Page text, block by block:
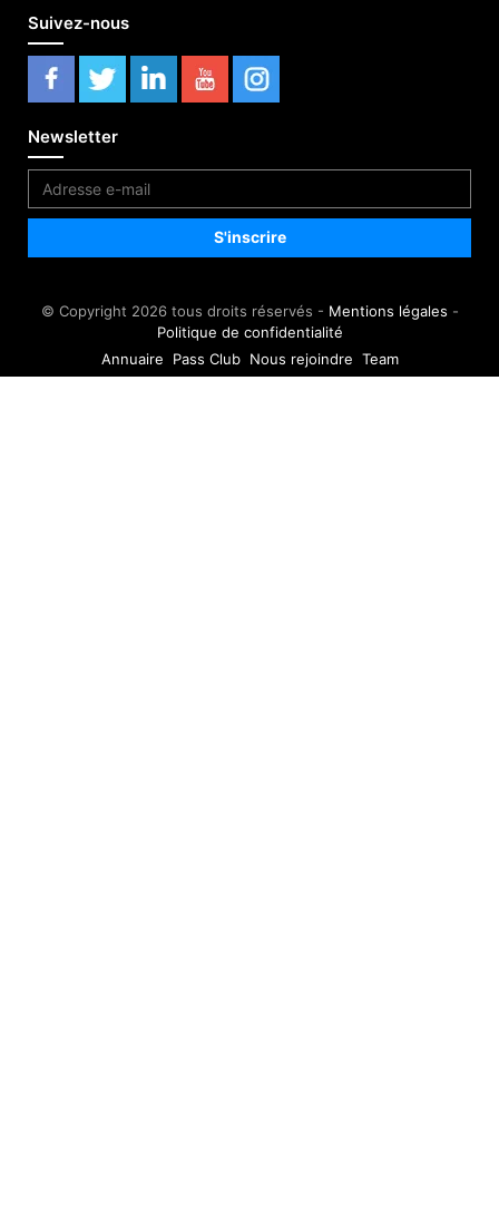
Suivez-nous
Newsletter
© Copyright 2026 tous droits réservés - Mentions légales -
Politique de confidentialité
Annuaire
Pass Club Nous rejoindre Team